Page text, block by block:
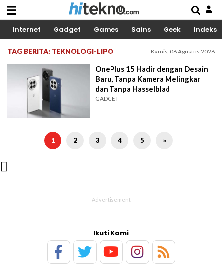
Internet Gadget Games Sains Geek Indeks
TAG BERITA: TEKNOLOGI-LIPO Kamis, 06 Agustus 2026
OnePlus 15 Hadir dengan Desain
Baru, Tanpa Kamera Melingkar
dan Tanpa Hasselblad
GADGET
1 2 3 4 5 »

Ikuti Kami